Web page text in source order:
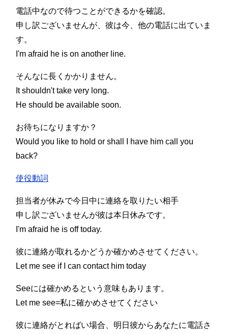
電話中なので待つことができるかを確認。
申し訳ございませんが、彼は今、他の電話に出ていま
す。
I'm afraid he is on another line.
そんなに長くかかりません。
It shouldn't take very long.
He should be available soon.
お待ちになりますか？
Would you like to hold or shall I have him call you
back?
使役動詞
担当者が休みで今日中に連絡を取りたい相手
申し訳ございませんが彼は本日休みです。
I'm afraid he is off today.
彼に連絡が取れるかどうか確かめさせてください。
Let me see if I can contact him today
Seeには確かめるという意味もあります。
Let me see=私に確かめさせてください
彼に連絡がとればい場合、明日彼からあなたに電話さ